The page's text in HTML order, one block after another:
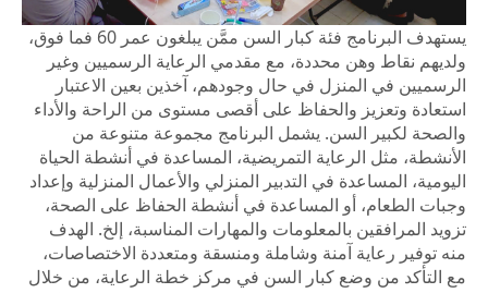
يستهدف البرنامج فئة كبار السن ممَّن يبلغون عمر 60 فما فوق،
ولديهم نقاط وهن محددة، مع مقدمي الرعاية الرسميين وغير
الرسميين في المنزل في حال وجودهم، آخذين بعين الاعتبار
استعادة وتعزيز والحفاظ على أقصى مستوى من الراحة والأداء
والصحة لكبير السن. يشمل البرنامج مجموعة متنوعة من
الأنشطة، مثل الرعاية التمريضية، المساعدة في أنشطة الحياة
اليومية، المساعدة في التدبير المنزلي والأعمال المنزلية وإعداد
وجبات الطعام، أو المساعدة في أنشطة الحفاظ على الصحة،
تزويد المرافقين بالمعلومات والمهارات المناسبة، إلخ. الهدف
منه توفير رعاية آمنة وشاملة ومنسقة ومتعددة الاختصاصات،
مع التأكد من وضع كبار السن في مركز خطة الرعاية، من خلال